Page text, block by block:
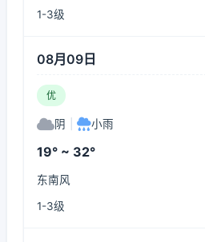
1-3级
08月09日
优
阴 小雨
19° ~ 32°
东南风
1-3级